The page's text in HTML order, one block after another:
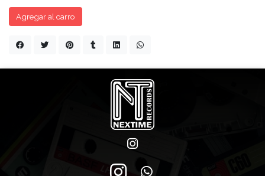
Agregar al carro